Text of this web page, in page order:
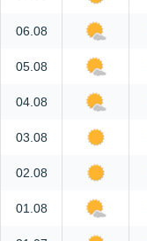
06.08
05.08
04.08
03.08
02.08
01.08